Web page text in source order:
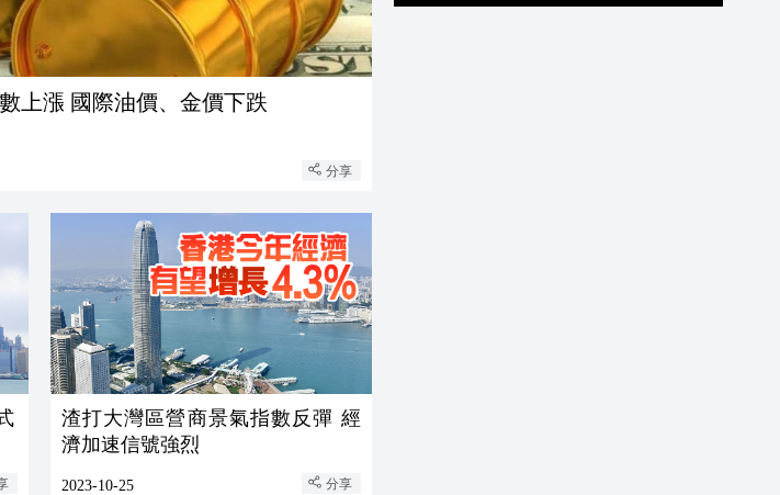
上漲 國際油價、金價下跌
分享
渣打大灣區營商景氣指數反彈 經
濟加速信號強烈
2023-10-25 分享